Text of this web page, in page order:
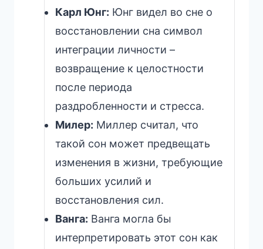
Карл Юнг: Юнг видел во сне о
восстановлении сна символ
интеграции личности –
возвращение к целостности
после периода
раздробленности и стресса.
Милер: Миллер считал, что
такой сон может предвещать
изменения в жизни, требующие
больших усилий и
восстановления сил.
Ванга: Ванга могла бы
интерпретировать этот сон как